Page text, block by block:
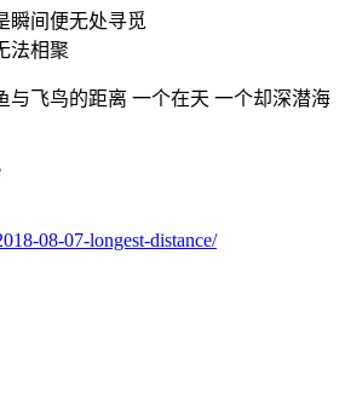
瞬间便无处寻觅
法相聚
与飞鸟的距离 一个在天 一个却深潜海
08-07-longest-distance/